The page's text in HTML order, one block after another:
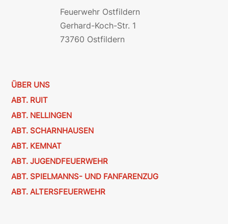
Feuerwehr Ostfildern
Gerhard-Koch-Str. 1
73760 Ostfildern
ÜBER UNS
ABT. RUIT
ABT. NELLINGEN
ABT. SCHARNHAUSEN
ABT. KEMNAT
ABT. JUGENDFEUERWEHR
ABT. SPIELMANNS- UND FANFARENZUG
ABT. ALTERSFEUERWEHR